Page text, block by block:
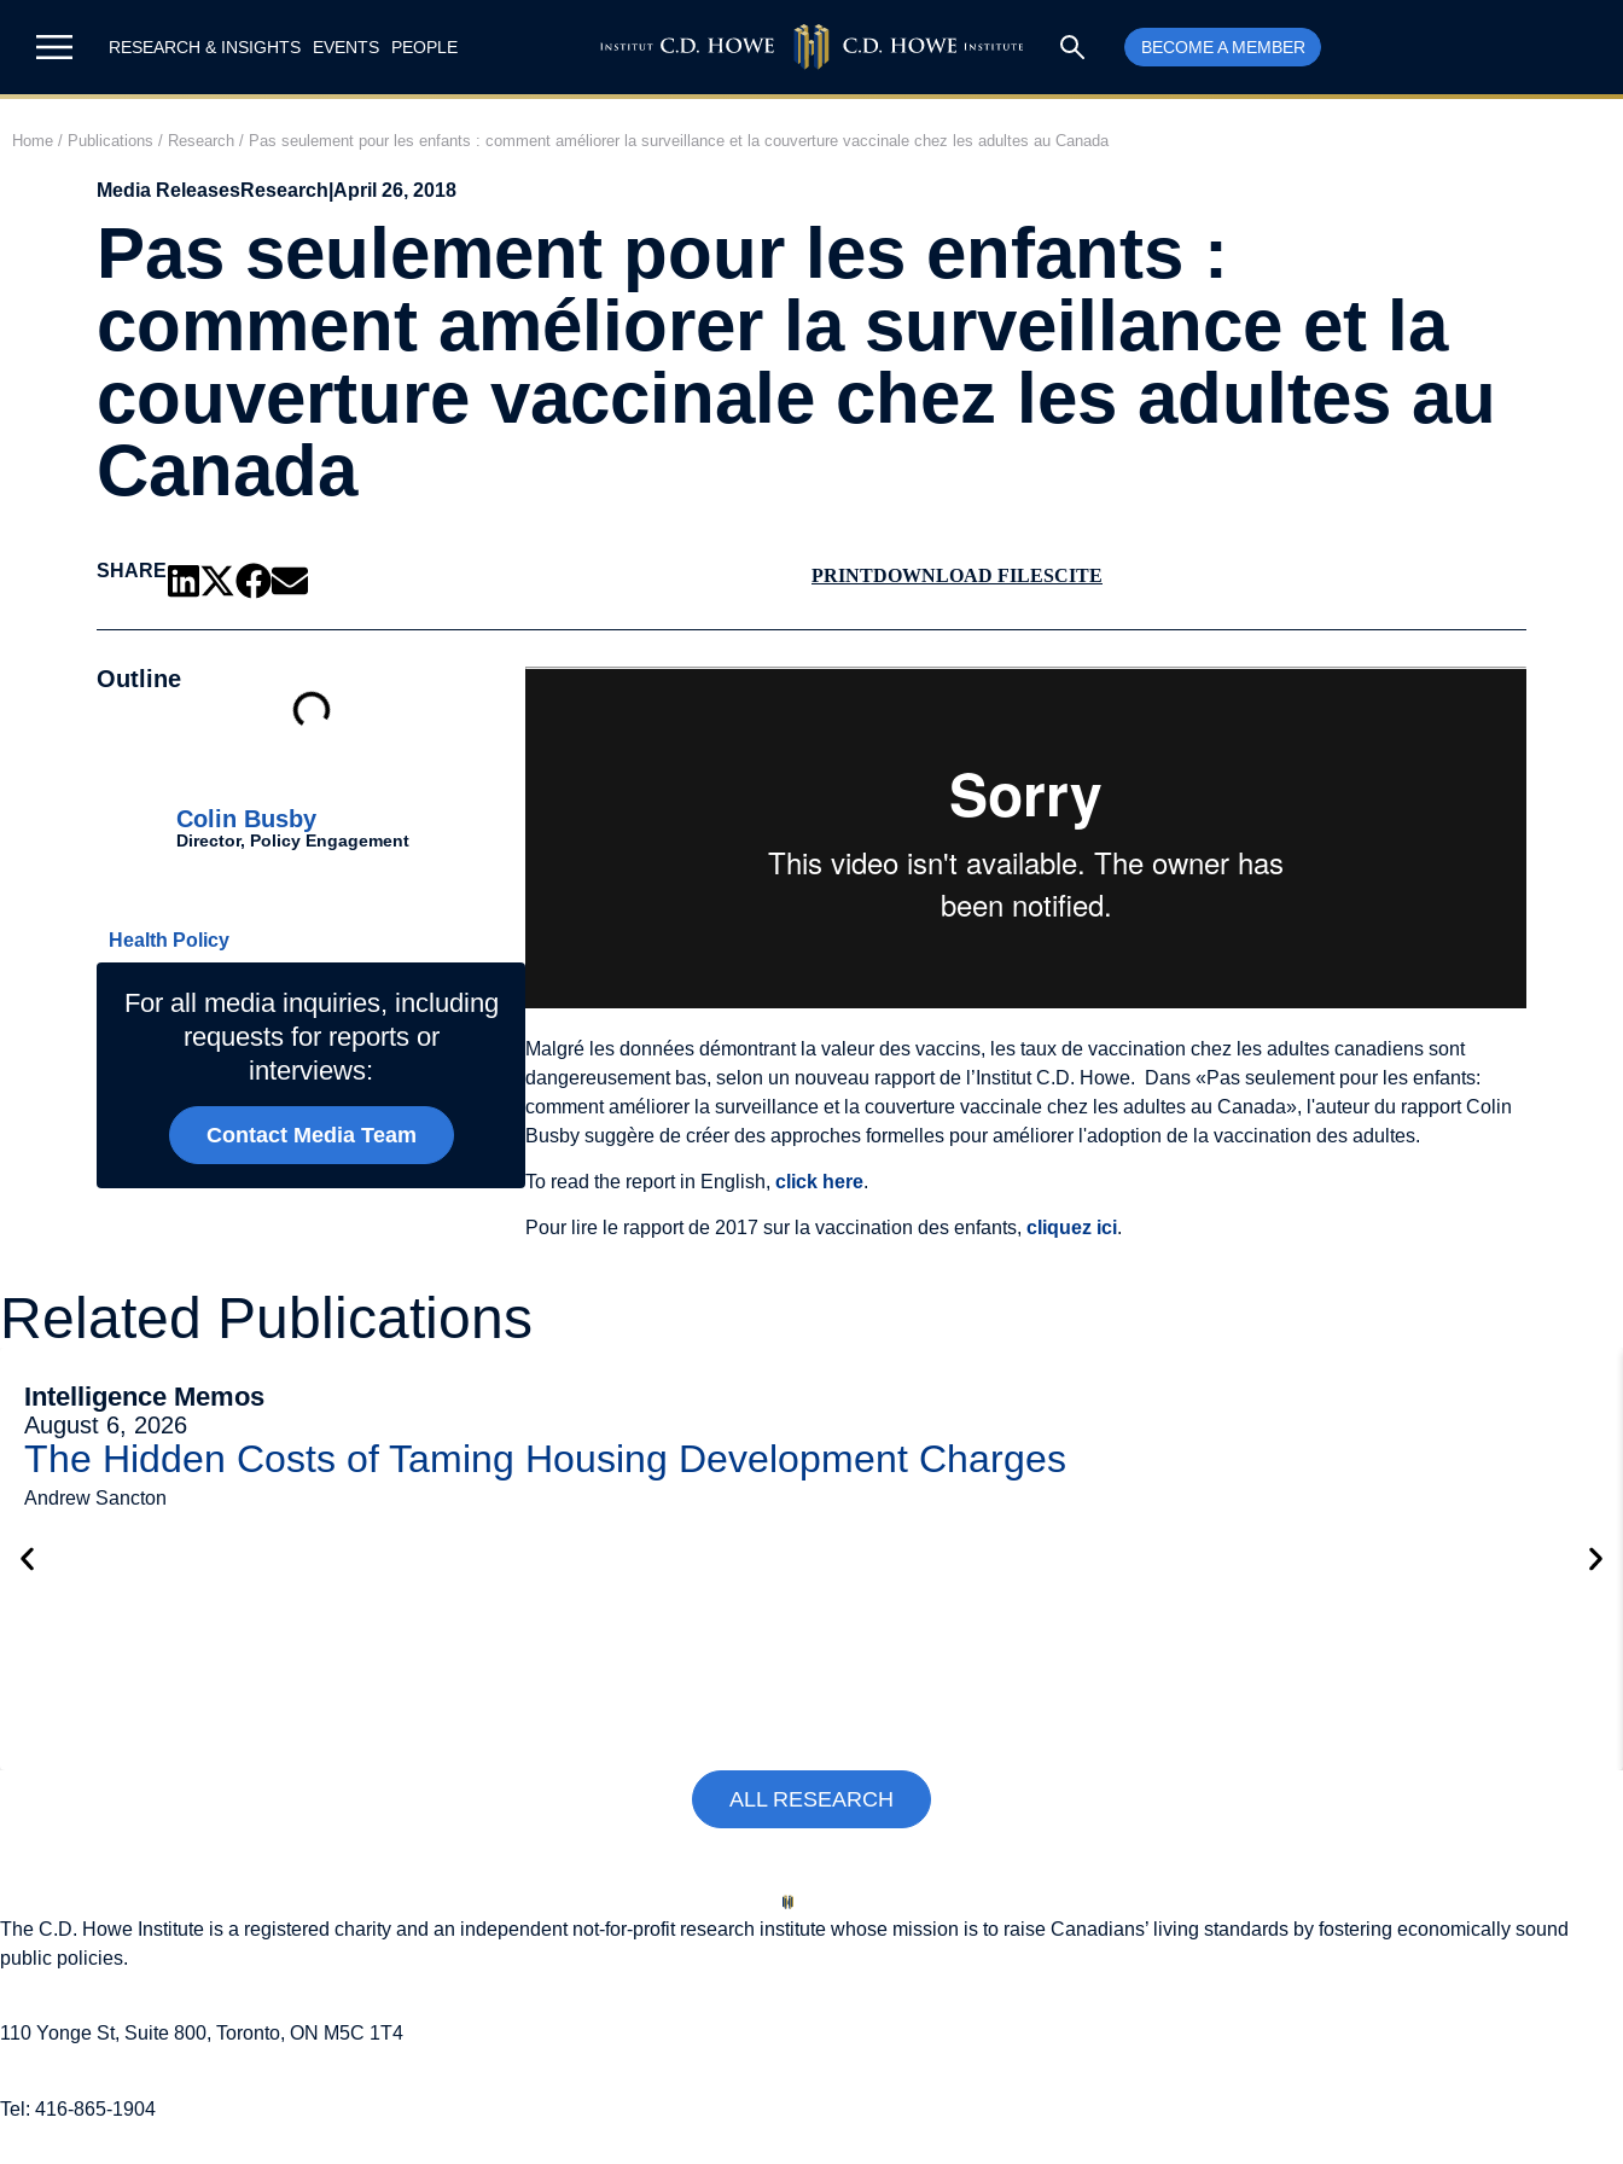
RESEARCH & INSIGHTS EVENTS PEOPLE BECOME A MEMBER
Home / Publications / Research / Pas seulement pour les enfants : comment améliorer la surveillance et la couverture vaccinale chez les adultes au Canada
Media ReleasesResearch April 26, 2018
Pas seulement pour les enfants :
comment améliorer la surveillance et la
couverture vaccinale chez les adultes au
Canada
SHARE PRINTDOWNLOAD FILESCITE
Outline
Colin Busby
Director, Policy Engagement
Health Policy
For all media inquiries, including
requests for reports or
interviews:
Contact Media Team
Malgré les données démontrant la valeur des vaccins, les taux de vaccination chez les adultes canadiens sont
dangereusement bas, selon un nouveau rapport de l’Institut C.D. Howe. Dans «Pas seulement pour les enfants:
comment améliorer la surveillance et la couverture vaccinale chez les adultes au Canada», l'auteur du rapport Colin
Busby suggère de créer des approches formelles pour améliorer l'adoption de la vaccination des adultes.
To read the report in English,click here.
Pour lire le rapport de 2017 sur la vaccination des enfants,cliquez ici.
Related Publications
Intelligence Memos
August 6, 2026
The Hidden Costs of Taming Housing Development Charges
Andrew Sancton
ALL RESEARCH
The C.D. Howe Institute is a registered charity and an independent not-for-profit research institute whose mission is to raise Canadians’ living standards by fostering economically sound
public policies.
110 Yonge St, Suite 800, Toronto, ON M5C 1T4
Tel: 416-865-1904